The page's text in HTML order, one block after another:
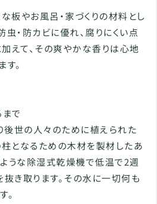
な板やお風呂・家づくりの材料とし
虫・防カビに優れ、腐りにくい点
えて、その爽やかな香りは心地
。
で
世の人々のために植えられた
となるための木材を製材したあ
うな除湿式乾燥機で低温で2週
抜き取ります。その水に一切何も
。